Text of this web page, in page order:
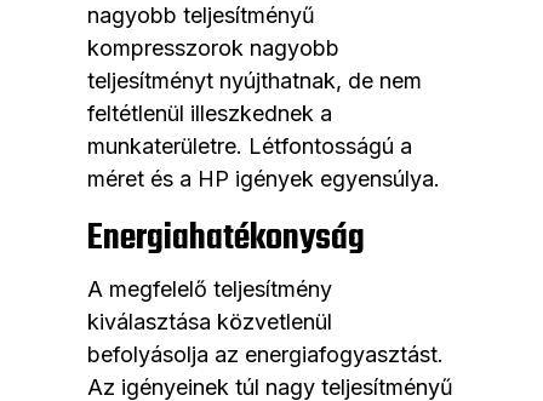
nagyobb teljesítményű
kompresszorok nagyobb
teljesítményt nyújthatnak, de nem
feltétlenül illeszkednek a
munkaterületre. Létfontosságú a
méret és a HP igények egyensúlya.
Energiahatékonyság
A megfelelő teljesítmény
kiválasztása közvetlenül
befolyásolja az energiafogyasztást.
Az igényeinek túl nagy teljesítményű